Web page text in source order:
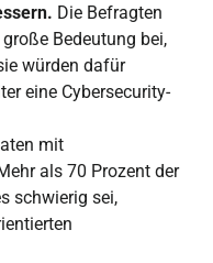
Die Befragten
Bedeutung bei,
würden dafür
eine Cybersecurity-
mit
als 70 Prozent der
schwierig sei,